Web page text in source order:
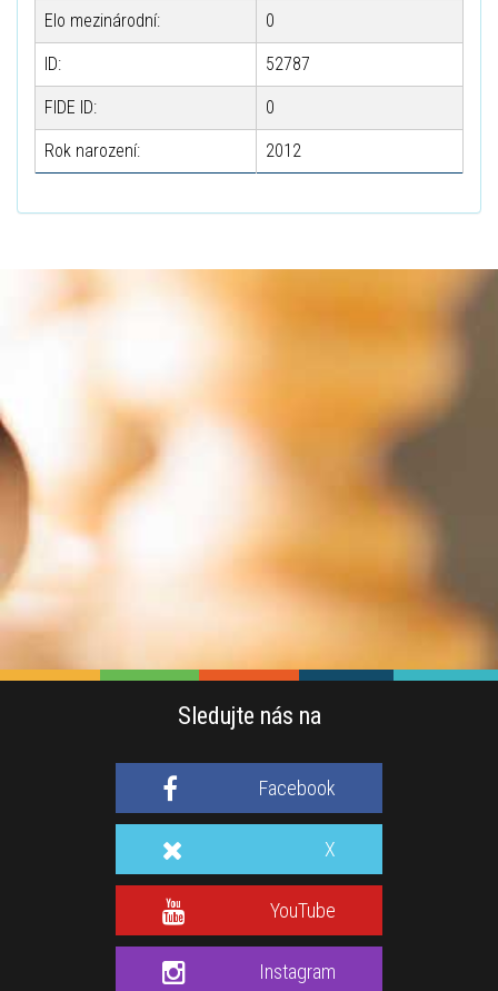
Elo mezinárodní: 0
ID: 52787
FIDE ID: 0
Rok narození: 2012
Sledujte nás na
Facebook
X
YouTube
Instagram